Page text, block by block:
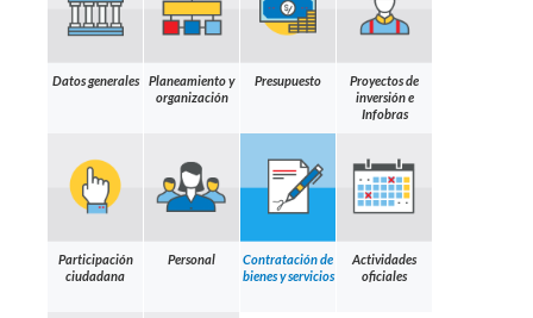
Datos generales
Planeamiento y
organización
Presupuesto
Proyectos de
inversión e
Infobras
Participación
ciudadana
Personal
Contratación de
bienes y servicios
Actividades
oficiales